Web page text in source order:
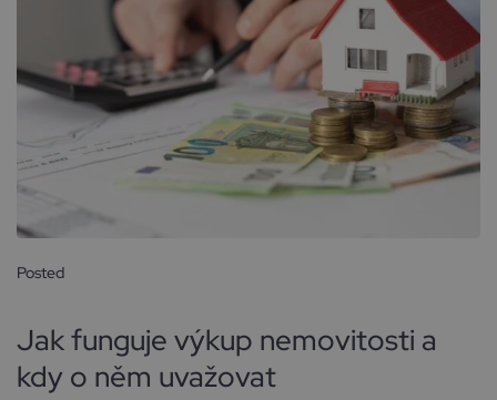
Posted
Jak funguje výkup nemovitosti a
kdy o něm uvažovat